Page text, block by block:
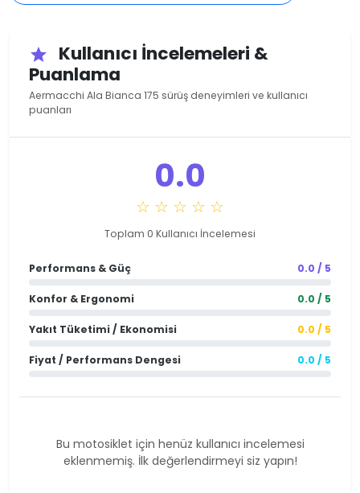
star
Kullanıcı İncelemeleri &
Puanlama
Aermacchi Ala Bianca 175 sürüş deneyimleri ve kullanıcı
puanları
0.0
☆ ☆ ☆ ☆ ☆
Toplam 0 Kullanıcı İncelemesi
Performans & Güç 0.0 / 5
Konfor & Ergonomi 0.0 / 5
Yakıt Tüketimi / Ekonomisi 0.0 / 5
Fiyat / Performans Dengesi 0.0 / 5
Bu motosiklet için henüz kullanıcı incelemesi
eklenmemiş. İlk değerlendirmeyi siz yapın!